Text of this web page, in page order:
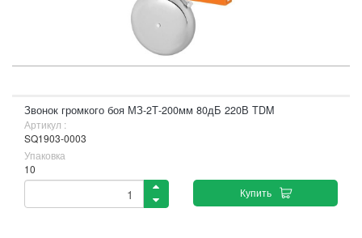
Звонок громкого боя МЗ-2Т-200мм 80дБ 220В TDM
Артикул :
SQ1903-0003
Упаковка
10
Купить